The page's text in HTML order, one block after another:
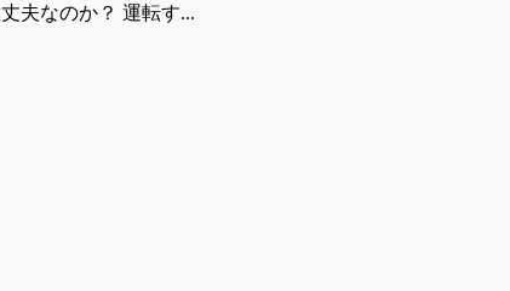
夫なのか？ 運転す...